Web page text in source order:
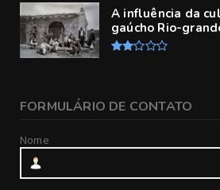
A influência da
gaúcho Rio-
FORMULÁRIO DE CONTATO
Nome